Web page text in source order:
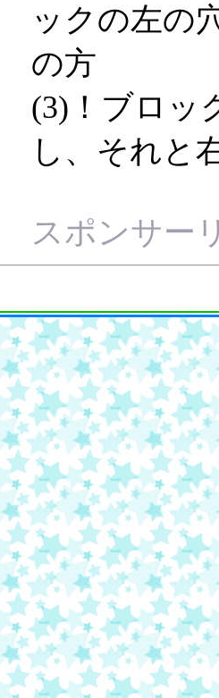
ックの左の
の方
(3)！ブロッ
し、それと
スポンサー